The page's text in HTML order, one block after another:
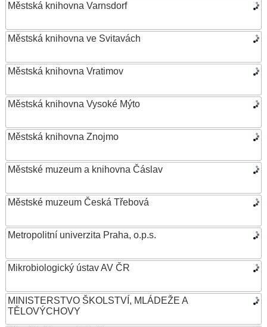
Městská knihovna Varnsdorf
Městská knihovna ve Svitavách
Městská knihovna Vratimov
Městská knihovna Vysoké Mýto
Městská knihovna Znojmo
Městské muzeum a knihovna Čáslav
Městské muzeum Česká Třebová
Metropolitní univerzita Praha, o.p.s.
Mikrobiologický ústav AV ČR
MINISTERSTVO ŠKOLSTVÍ, MLÁDEŽE A
TĚLOVÝCHOVY